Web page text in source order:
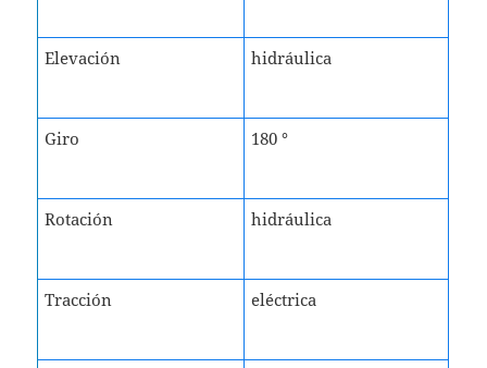
Elevación hidráulica
Giro 180 °
Rotación hidráulica
Tracción eléctrica